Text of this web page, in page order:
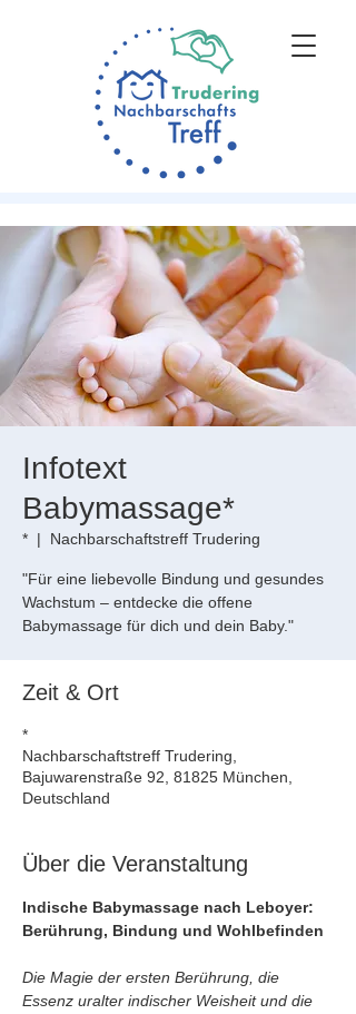
Infotext
Babymassage*
*
  |
Nachbarschaftstreff Trudering
"Für eine liebevolle Bindung und gesundes
Wachstum – entdecke die offene
Babymassage für dich und dein Baby."
Zeit & Ort
*
Nachbarschaftstreff Trudering,
Bajuwarenstraße 92, 81825 München,
Deutschland
Über die Veranstaltung
Indische Babymassage nach Leboyer:
Berührung, Bindung und Wohlbefinden
Die Magie der ersten Berührung, die
Essenz uralter indischer Weisheit und die